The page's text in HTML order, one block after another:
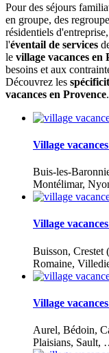
Pour des séjours
en groupe, des
résidentiels
l'éventail de services
le village vacances en
besoins et aux
Découvrez les
vacances en Provence.
Village
Buis-les-
Montélimar,
Village
Buisson, Crestet
Romaine,
Village
Aurel, Bédoin,
Plaisians, Sault,